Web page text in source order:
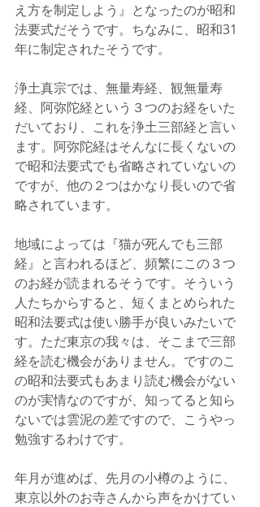
え方を制定しよう』となったのが昭和
法要式だそうです。ちなみに、昭和31
年に制定されたそうです。
浄土真宗では、無量寿経、観無量寿
経、阿弥陀経という３つのお経をいた
だいており、これを浄土三部経と言い
ます。阿弥陀経はそんなに長くないの
で昭和法要式でも省略されていないの
ですが、他の２つはかなり長いので省
略されています。
地域によっては『猫が死んでも三部
経』と言われるほど、頻繁にこの３つ
のお経が読まれるそうです。そういう
人たちからすると、短くまとめられた
昭和法要式は使い勝手が良いみたいで
す。ただ東京の我々は、そこまで三部
経を読む機会がありません。ですのこ
の昭和法要式もあまり読む機会がない
のが実情なのですが、知ってると知ら
ないでは雲泥の差ですので、こうやっ
勉強するわけです。
年月が進めば、先月の小樽のように、
東京以外のお寺さんから声をかけてい